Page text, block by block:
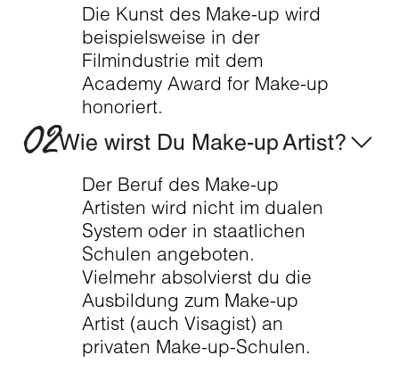
Die Kunst des Make-up wird
beispielsweise in der
Filmindustrie mit dem
Academy Award for Make-up
honoriert.
02Wie wirst Du Make-up Artist?
Der Beruf des Make-up
Artisten wird nicht im dualen
System oder in staatlichen
Schulen angeboten.
Vielmehr absolvierst du die
Ausbildung zum Make-up
Artist (auch Visagist) an
privaten Make-up-Schulen.